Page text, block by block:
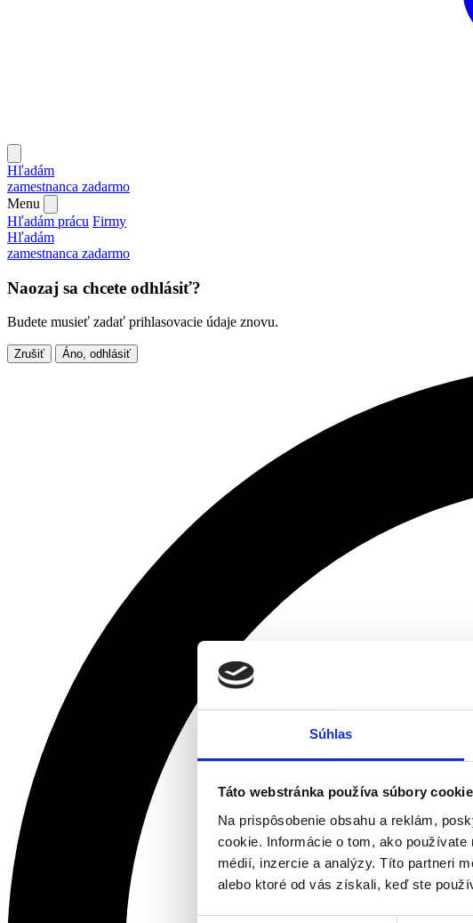
Súhlas
Táto webstránka používa súbory
Na prispôsobenie obsahu a reklám,
cookie. Informácie o tom, ako
médií, inzercie a analýzy. Títo partneri
alebo ktoré od vás získali, keď ste
Hľadám
zamestnanca zadarmo
Menu
Hľadám prácu Firmy
Hľadám
zamestnanca zadarmo
Naozaj sa chcete odhlásiť?
Budete musieť zadať prihlasovacie údaje znovu.
Zrušiť Áno, odhlásiť